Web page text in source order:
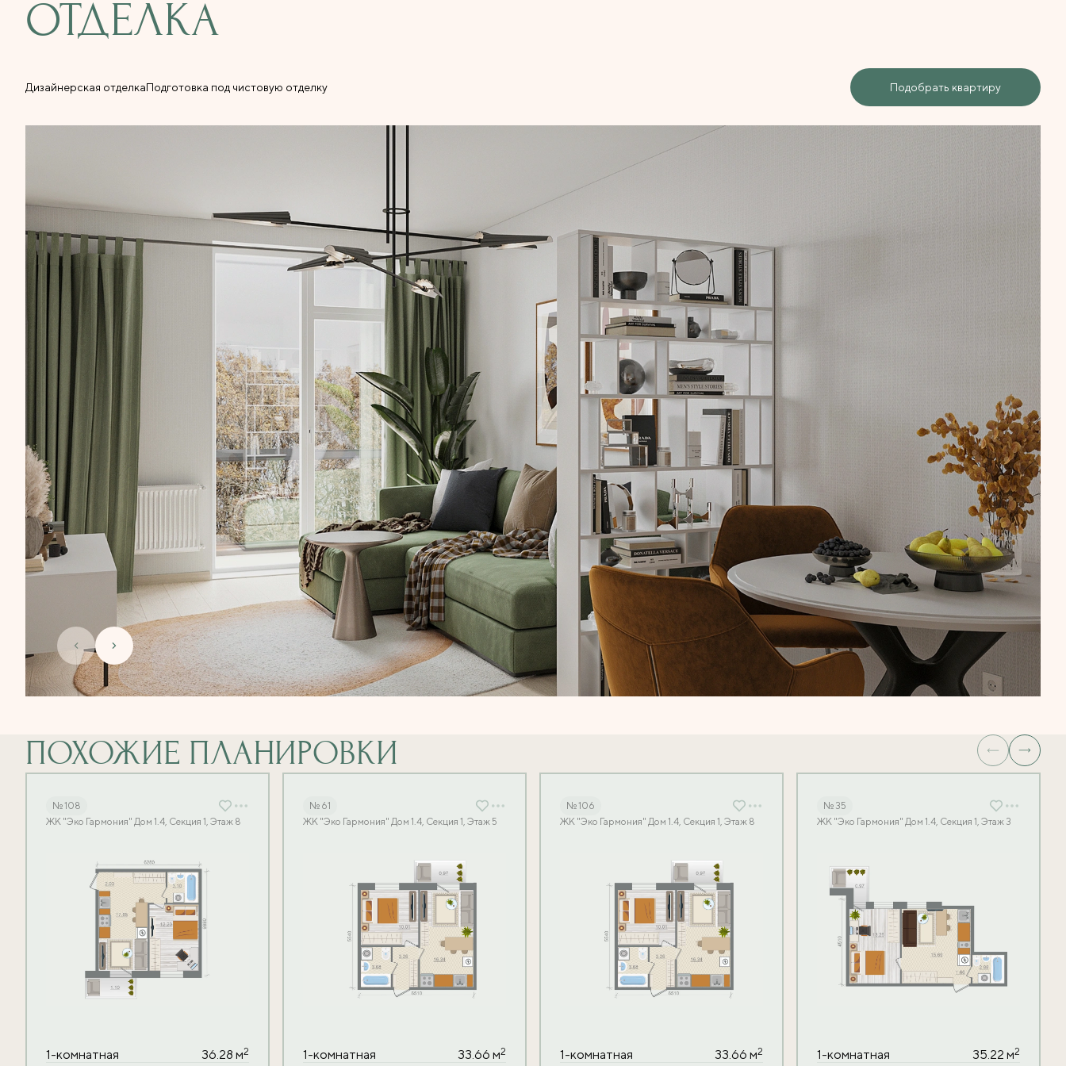
ОТДЕЛКА
Дизайнерская отделкаПодготовка под чистовую отделку Подобрать квартиру
ПОХОЖИЕ ПЛАНИРОВКИ
№ 108
ЖК "Эко Гармония" Дом 1.4, Секция 1, Этаж 8
1-комнатная 36.28 м2
№ 61
ЖК "Эко Гармония" Дом 1.4, Секция 1, Этаж 5
1-комнатная 33.66 м2
№ 106
ЖК "Эко Гармония" Дом 1.4, Секция 1, Этаж 8
1-комнатная 33.66 м2
№ 35
ЖК "Эко Гармония" Дом 1.4, Секция 1, Этаж 3
1-комнатная 35.22 м2